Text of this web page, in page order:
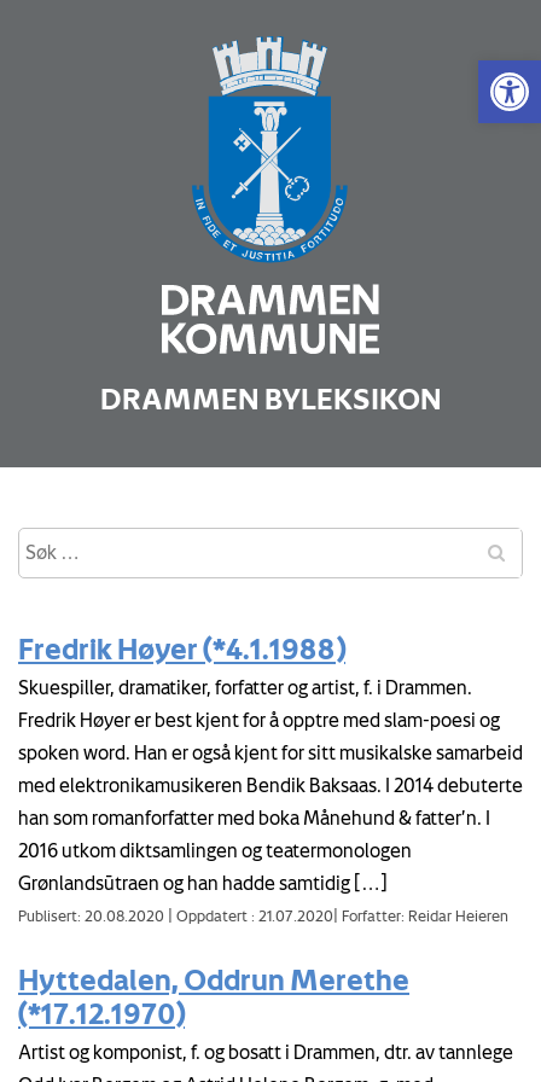
Vis
DRAMMEN BYLEKSIKON
Fredrik Høyer (*4.1.1988)
Skuespiller, dramatiker, forfatter og artist, f. i Drammen.
Fredrik Høyer er best kjent for å opptre med slam-poesi og
spoken word. Han er også kjent for sitt musikalske samarbeid
med elektronikamusikeren Bendik Baksaas. I 2014 debuterte
han som romanforfatter med boka Månehund & fatter’n. I
2016 utkom diktsamlingen og teatermonologen
Grønlandsūtraen og han hadde samtidig […]
Publisert: 20.08.2020 Oppdatert : 21.07.2020 Forfatter: Reidar Heieren
Hyttedalen, Oddrun Merethe
(*17.12.1970)
Artist og komponist, f. og bosatt i Drammen, dtr. av tannlege